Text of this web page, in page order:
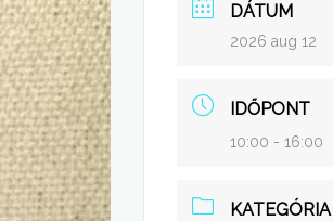
DÁTUM
2026 aug 12
IDŐPONT
10:00 - 16:00
KATEGÓRIA